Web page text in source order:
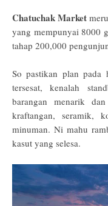
Chatuchak Market
yang mempunyai 8000
tahap 200,000
So pastikan plan pada
tersesat, kenalah
barangan menarik
kraftangan, seramik,
minuman. Ni mahu
kasut yang selesa.